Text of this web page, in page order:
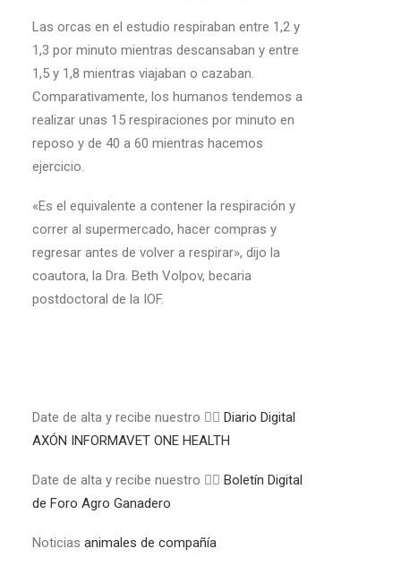
Las orcas en el estudio respiraban entre 1,2 y
1,3 por minuto mientras descansaban y entre
1,5 y 1,8 mientras viajaban o cazaban.
Comparativamente, los humanos tendemos a
realizar unas 15 respiraciones por minuto en
reposo y de 40 a 60 mientras hacemos
ejercicio.
«Es el equivalente a contener la respiración y
correr al supermercado, hacer compras y
regresar antes de volver a respirar», dijo la
coautora, la Dra. Beth Volpov, becaria
postdoctoral de la IOF.
Date de alta y recibe nuestro 👉🏼 Diario Digital
AXÓN INFORMAVET ONE HEALTH
Date de alta y recibe nuestro 👉🏼 Boletín Digital
de Foro Agro Ganadero
Noticias animales de compañía